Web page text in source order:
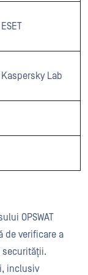
ESET
Kaspersky Lab
OPSWAT
de verificare a
inclusiv